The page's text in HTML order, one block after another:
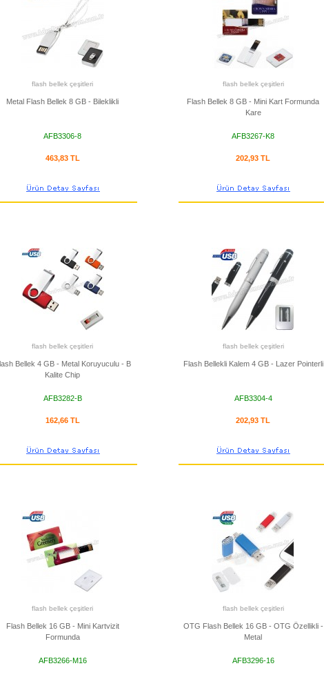
flash bellek çeşitleri
Metal Flash Bellek 8 GB - Bileklikli
AFB3306-8
463,83 TL
flash bellek çeşitleri
Flash Bellek 8 GB - Mini Kart Formunda
Kare
AFB3267-K8
202,93 TL
flash bellek çeşitleri
Bellek 4 GB - Metal Koruyuculu - B
Kalite Chip
AFB3282-B
162,66 TL
flash bellek çeşitleri
Flash Bellekli Kalem 4 GB - Lazer Pointerli
AFB3304-4
202,93 TL
flash bellek çeşitleri
Flash Bellek 16 GB - Mini Kartvizit
Formunda
AFB3266-M16
flash bellek çeşitleri
OTG Flash Bellek 16 GB - OTG Özellikli -
Metal
AFB3296-16